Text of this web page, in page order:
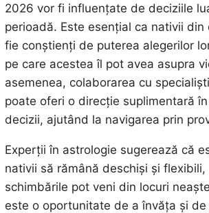
2026 vor fi influențate de deciziile
perioadă. Este esențial ca nativii din
fie conștienți de puterea alegerilor
pe care acestea îl pot avea asupra
asemenea, colaborarea cu
poate oferi o direcție suplimentară
decizii, ajutând la navigarea prin
Experții în astrologie sugerează că
nativii să rămână deschiși și flexibili,
schimbările pot veni din locuri
este o oportunitate de a învăța și